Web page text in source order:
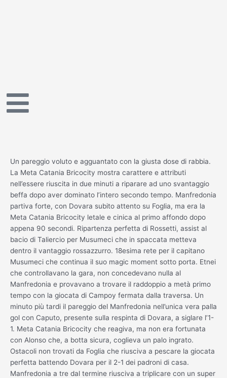
Un pareggio voluto e agguantato con la giusta dose di rabbia.
La Meta Catania Bricocity mostra carattere e attributi
nell’essere riuscita in due minuti a riparare ad uno svantaggio
beffa dopo aver dominato l’intero secondo tempo. Manfredonia
partiva forte, con Dovara subito attento su Foglia, ma era la
Meta Catania Bricocity letale e cinica al primo affondo dopo
appena 90 secondi. Ripartenza perfetta di Rossetti, assist al
bacio di Taliercio per Musumeci che in spaccata metteva
dentro il vantaggio rossazzurro. 18esima rete per il capitano
Musumeci che continua il suo magic moment sotto porta. Etnei
che controllavano la gara, non concedevano nulla al
Manfredonia e provavano a trovare il raddoppio a metà primo
tempo con la giocata di Campoy fermata dalla traversa. Un
minuto più tardi il pareggio del Manfredonia nell’unica vera palla
gol con Caputo, presente sulla respinta di Dovara, a siglare l’1-
1. Meta Catania Bricocity che reagiva, ma non era fortunata
con Alonso che, a botta sicura, coglieva un palo ingrato.
Ostacoli non trovati da Foglia che riusciva a pescare la giocata
perfetta battendo Dovara per il 2-1 dei padroni di casa.
Manfredonia a tre dal termine riusciva a triplicare con un super